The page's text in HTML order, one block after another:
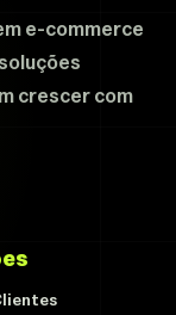
e-commerce
crescer com